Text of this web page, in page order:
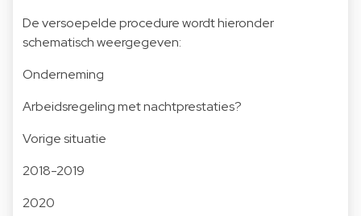
De versoepelde procedure wordt hieronder
schematisch weergegeven:
Onderneming
Arbeidsregeling met nachtprestaties?
Vorige situatie
2018-2019
2020